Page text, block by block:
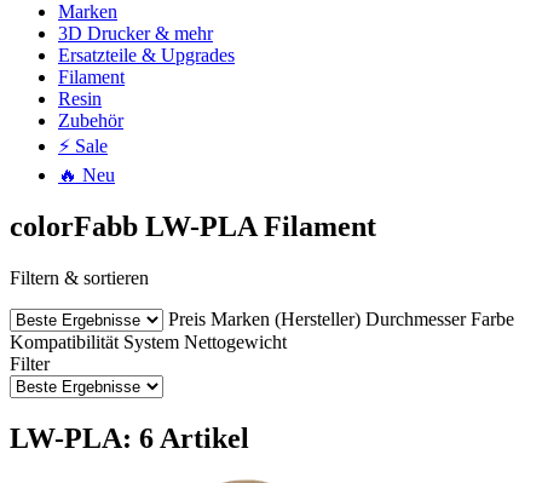
Marken
3D Drucker & mehr
Ersatzteile & Upgrades
Filament
Resin
Zubehör
⚡ Sale
🔥 Neu
colorFabb LW-PLA Filament
Filtern & sortieren
Preis Marken (Hersteller) Durchmesser Farbe
Kompatibilität System Nettogewicht
Filter
LW-PLA: 6 Artikel